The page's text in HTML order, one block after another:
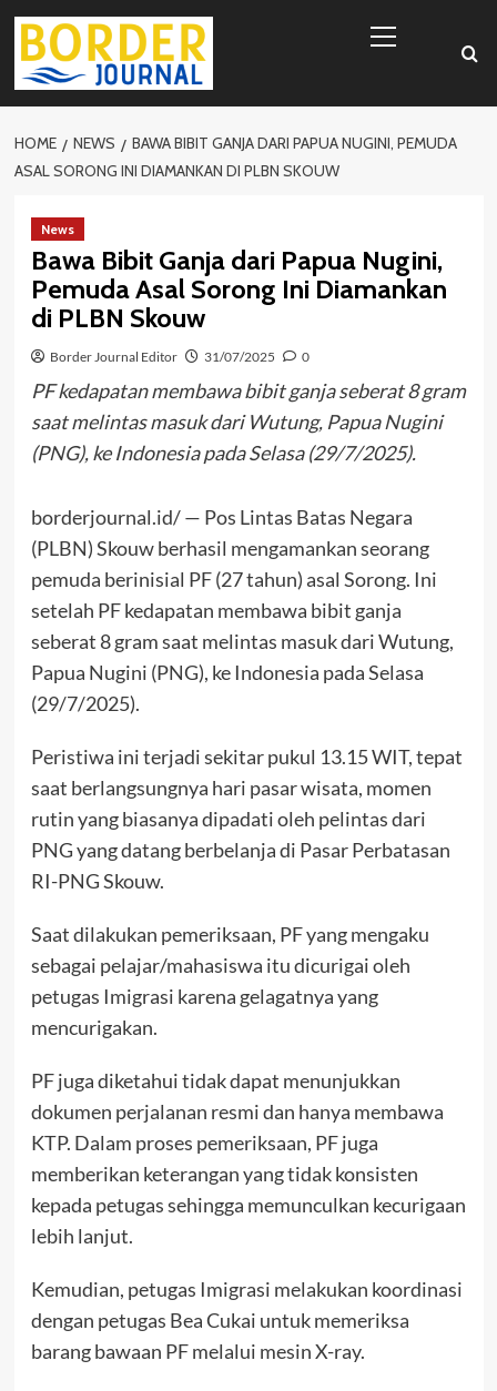
Skip
content
Menu
HOME NEWS
BAWA BIBIT GANJA DARI PAPUA NUGINI, PEMUDA
ASAL SORONG INI DIAMANKAN DI PLBN SKOUW
News
Bawa Bibit Ganja dari Papua Nugini,
Pemuda Asal Sorong Ini Diamankan
di PLBN Skouw
Border Journal Editor 31/07/2025 0
PF kedapatan membawa bibit ganja seberat 8 gram
saat melintas masuk dari Wutung, Papua Nugini
(PNG), ke Indonesia pada Selasa (29/7/2025).
borderjournal.id/ — Pos Lintas Batas Negara
(PLBN) Skouw berhasil mengamankan seorang
pemuda berinisial PF (27 tahun) asal Sorong. Ini
setelah PF kedapatan membawa bibit ganja
seberat 8 gram saat melintas masuk dari Wutung,
Papua Nugini (PNG), ke Indonesia pada Selasa
(29/7/2025).
Peristiwa ini terjadi sekitar pukul 13.15 WIT, tepat
saat berlangsungnya hari pasar wisata, momen
rutin yang biasanya dipadati oleh pelintas dari
PNG yang datang berbelanja di Pasar Perbatasan
RI-PNG Skouw.
Saat dilakukan pemeriksaan, PF yang mengaku
sebagai pelajar/mahasiswa itu dicurigai oleh
petugas Imigrasi karena gelagatnya yang
mencurigakan.
PF juga diketahui tidak dapat menunjukkan
dokumen perjalanan resmi dan hanya membawa
KTP. Dalam proses pemeriksaan, PF juga
memberikan keterangan yang tidak konsisten
kepada petugas sehingga memunculkan kecurigaan
lebih lanjut.
Kemudian, petugas Imigrasi melakukan koordinasi
dengan petugas Bea Cukai untuk memeriksa
barang bawaan PF melalui mesin X-ray.